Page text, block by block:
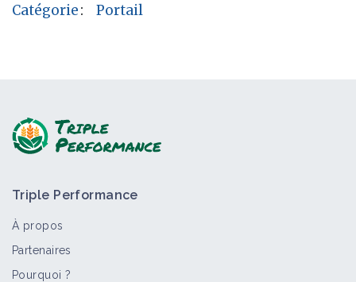
Catégorie: Portail
Triple Performance
À propos
Partenaires
Pourquoi ?